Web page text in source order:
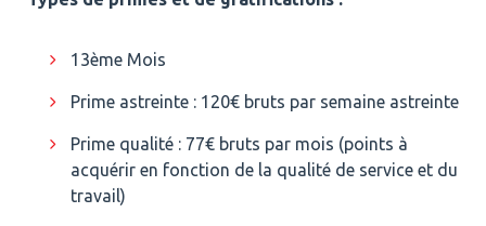
13ème Mois
Prime astreinte : 120€ bruts par semaine astreinte
Prime qualité : 77€ bruts par mois (points à
acquérir en fonction de la qualité de service et du
travail)